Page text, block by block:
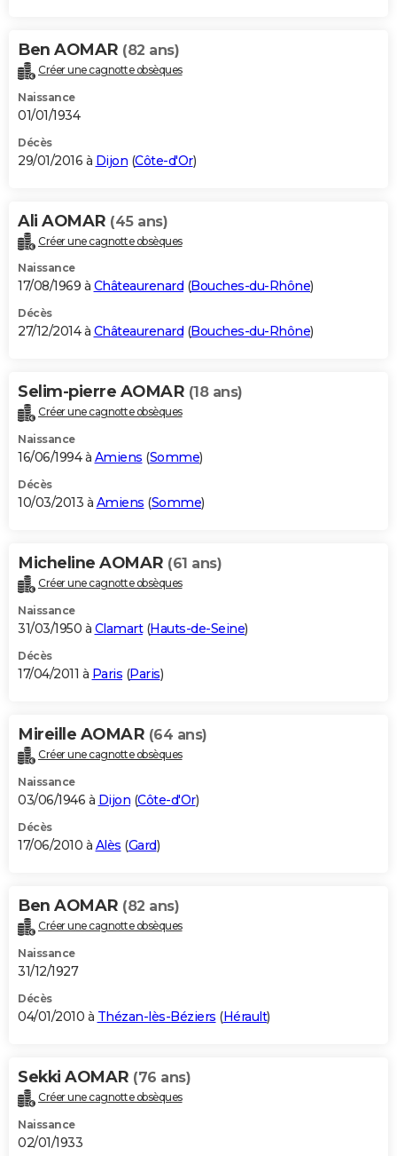
Ben AOMAR (82 ans)
Créer une cagnotte obsèques
Naissance
01/01/1934
Décès
29/01/2016 à Dijon (Côte-d'Or)
Ali AOMAR (45 ans)
Créer une cagnotte obsèques
Naissance
17/08/1969 à Châteaurenard (Bouches-du-Rhône)
Décès
27/12/2014 à Châteaurenard (Bouches-du-Rhône)
Selim-pierre AOMAR (18 ans)
Créer une cagnotte obsèques
Naissance
16/06/1994 à Amiens (Somme)
Décès
10/03/2013 à Amiens (Somme)
Micheline AOMAR (61 ans)
Créer une cagnotte obsèques
Naissance
31/03/1950 à Clamart(Hauts-de-Seine)
Décès
17/04/2011 à Paris (Paris)
Mireille AOMAR (64 ans)
Créer une cagnotte obsèques
Naissance
03/06/1946 à Dijon (Côte-d'Or)
Décès
17/06/2010 à Alès (Gard)
Ben AOMAR (82 ans)
Créer une cagnotte obsèques
Naissance
31/12/1927
Décès
04/01/2010 à Thézan-lès-Béziers (Hérault)
Sekki AOMAR (76 ans)
Créer une cagnotte obsèques
Naissance
02/01/1933